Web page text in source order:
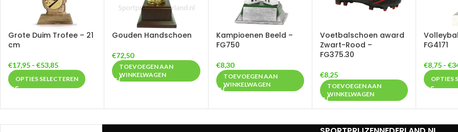
Grote Duim Trofee – 21
cm
€17,95 - €53,85
OPTIES SELECTEREN
Gouden Handschoen
€72,50
TOEVOEGEN AAN
WINKELWAGEN
Kampioenen Beeld –
FG750
€8,30
TOEVOEGEN AAN
WINKELWAGEN
Voetbalschoen award
Zwart-Rood –
FG375.30
€8,25
TOEVOEGEN AAN
WINKELWAGEN
FG4171
€8,75 - €
OPTIES